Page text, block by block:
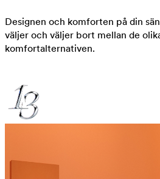
Designen och komforten på din
väljer och väljer bort mellan de
komfortalternativen.